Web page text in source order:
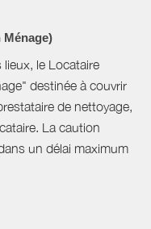
Ménage)
lieux, le Locataire
destinée à couvrir
de nettoyage,
La caution
un délai maximum